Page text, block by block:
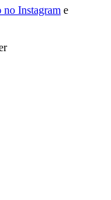
Instagram e